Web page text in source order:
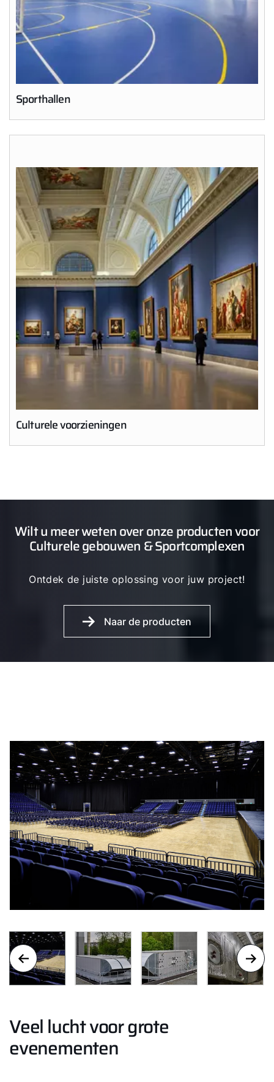
Sporthallen
Culturele voorzieningen
Wilt u meer weten over onze producten voor
Culturele gebouwen & Sportcomplexen
Ontdek de juiste oplossing voor juw project!
Naar de producten
Veel lucht voor grote
evenementen